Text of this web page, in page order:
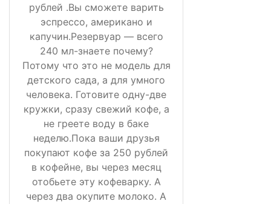
рублей .Вы сможете варить
эспрессо, американо и
капучин.Резервуар — всего
240 мл-знаете почему?
Потому что это не модель для
детского сада, а для умного
человека. Готовите одну-две
кружки, сразу свежий кофе, а
не греете воду в баке
неделю.Пока ваши друзья
покупают кофе за 250 рублей
в кофейне, вы через месяц
отобьете эту кофеварку. А
через два окупите молоко. А